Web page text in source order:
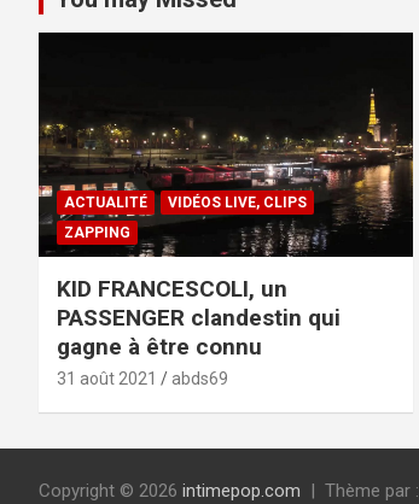
ACTUALITÉ
VIDÉOS LIVE, CLIPS
ZAPPING
KID FRANCESCOLI, un
PASSENGER clandestin qui
gagne à être connu
31 août 2021 abds69
Copyright © 2026 intimepop.com Thème par :